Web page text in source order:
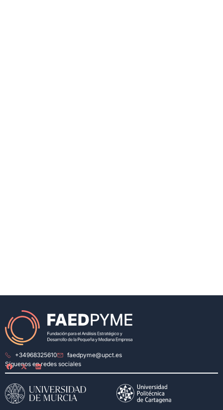
+34968325610
faedpyme@upct.es
Síguenos en redes sociales